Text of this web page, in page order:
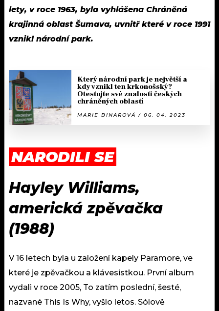
lety, v roce 1963, byla vyhlášena Chráněná
krajinná oblast Šumava, uvnitř které v roce 1991
vznikl národní park.
Který národní park je největší a
kdy vznikl ten krkonošský?
Otestujte své znalosti českých
chráněných oblastí
MARIE BINAROVÁ / 06. 04. 2023
NARODILI SE
Hayley Williams,
americká zpěvačka
(1988)
V 16 letech byla u založení kapely Paramore, ve
které je zpěvačkou a klávesistkou. První album
vydali v roce 2005, To zatím poslední, šesté,
nazvané This Is Why, vyšlo letos. Sólově